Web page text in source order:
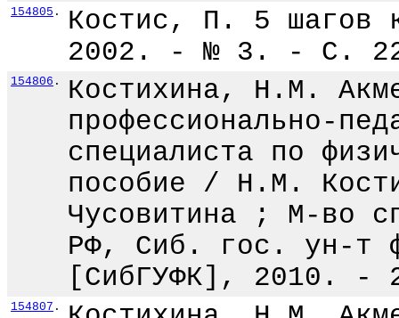
154805 .
Костис, П. 5
2002. - № 3. - С.
154806 .
Костихина, Н.М.
профессионально-
специалиста по
пособие / Н.М.
Чусовитина ; М-во
РФ, Сиб. гос. ун-т
[СибГУФК], 2010. -
154807 .